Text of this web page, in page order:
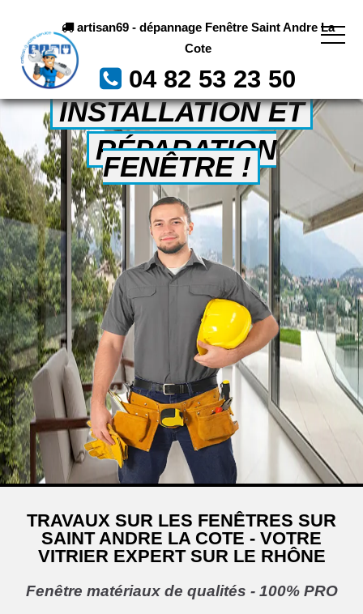
artisan69 - dépannage Fenêtre Saint Andre La
Cote
04 82 53 23 50
INSTALLATION ET
RÉPARATION
FENÊTRE !
TRAVAUX SUR LES FENÊTRES SUR
SAINT ANDRE LA COTE - VOTRE
VITRIER EXPERT SUR LE RHÔNE
Fenêtre matériaux de qualités - 100% PRO